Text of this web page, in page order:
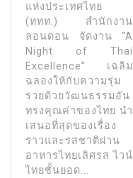
แห่งประเทศไทย
(ททท.) สำนักงาน
ลอนดอน จัดงาน “A
Night of Thai
Excellence” เฉลิม
ฉลองให้กับความรุ่ม
รวยด้วยวัฒนธรรมอัน
ทรงคุณค่าของไทย นำ
เสนอที่สุดของเรื่อง
ราวและรสชาติผ่าน
อาหารไทยเลิศรส ไวน์
ไทยชั้นยอด...